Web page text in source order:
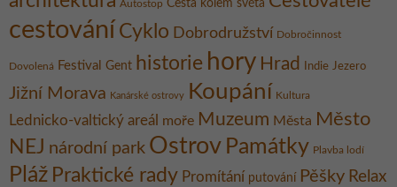
Autostop Cesta kolem světa
cestování Cyklo Dobrodružství Dobročinnost
Dovolená Festival Gent historie hory Hrad Indie Jezero
Jižní Morava Kanárské ostrovy Koupání Kultura
Lednicko-valtický areál moře Muzeum Města Město
NEJ národní park Ostrov Památky Plavba lodí
Pláž Praktické rady Promítání putování Pěšky Relax